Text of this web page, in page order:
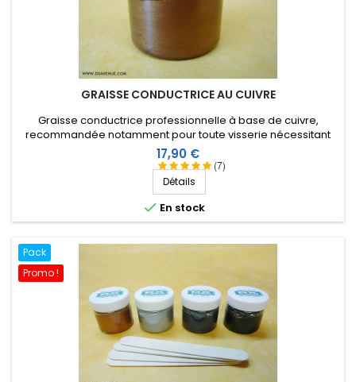
GRAISSE CONDUCTRICE AU CUIVRE
(7)
Graisse conductrice professionnelle à base de cuivre,
recommandée notamment pour toute visserie nécessitant
un contact électrique franc et durable. Evite l'oxydation,
l'humidité, et permet un démontage facile après plusieurs
années.
Prix
17,90 €
Détails
 En stock
Pack
Promo !